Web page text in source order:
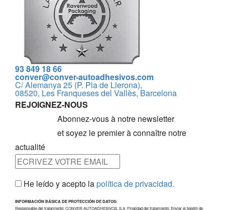
93 849 18 66
conver@conver-autoadhesivos.com
C/ Alemanya 25 (P. Pla de Llerona),
08520, Les Franqueses del Vallès, Barcelona
REJOIGNEZ-NOUS
Abonnez-vous à notre newsletter
et soyez le premier à connaître notre
actualité
He leído y acepto lapolítica de privacidad.
INFORMACIÓN BÁSICA DE PROTECCIÓN DE DATOS:
Responsable del tratamiento: CONVER AUTOADHESIVOS, S.A. Finalidad del tratamiento: Enviar el boletín de